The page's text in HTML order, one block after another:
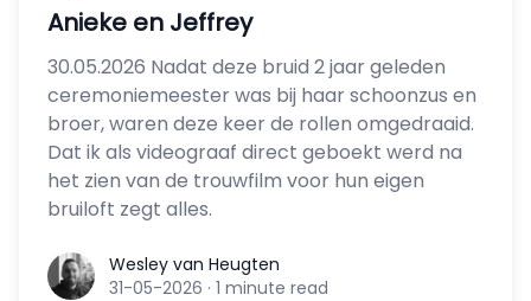
Anieke en Jeffrey
30.05.2026 Nadat deze bruid 2 jaar geleden
ceremoniemeester was bij haar schoonzus en
broer, waren deze keer de rollen omgedraaid.
Dat ik als videograaf direct geboekt werd na
het zien van de trouwfilm voor hun eigen
bruiloft zegt alles.
Wesley van Heugten
Wesley van Heugten
31-05-2026 · 1 minute read